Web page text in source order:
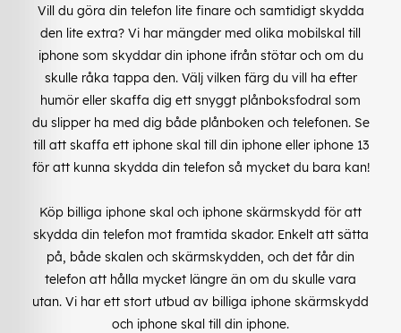
Vill du göra din telefon lite finare och samtidigt skydda
den lite extra? Vi har mängder med olika mobilskal till
iphone som skyddar din iphone ifrån stötar och om du
skulle råka tappa den. Välj vilken färg du vill ha efter
humör eller skaffa dig ett snyggt plånboksfodral som
du slipper ha med dig både plånboken och telefonen. Se
till att skaffa ett iphone skal till din iphone eller iphone 13
för att kunna skydda din telefon så mycket du bara kan!
Köp billiga iphone skal och iphone skärmskydd för att
skydda din telefon mot framtida skador. Enkelt att sätta
på, både skalen och skärmskydden, och det får din
telefon att hålla mycket längre än om du skulle vara
utan. Vi har ett stort utbud av billiga iphone skärmskydd
och iphone skal till din iphone.